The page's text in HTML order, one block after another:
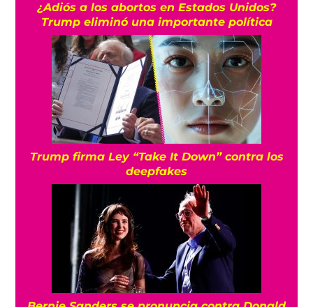
¿Adiós a los abortos en Estados Unidos?
Trump eliminó una importante política
Trump firma Ley “Take It Down” contra los
deepfakes